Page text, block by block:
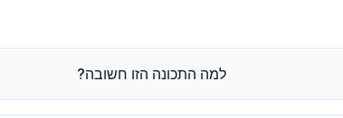
למה התכונה הזו חשובה?